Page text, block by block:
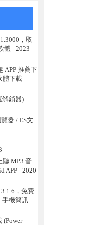
，取
體 - 2023-
APP 推薦下
體下載-
解鎖器)
器 / ES文
聽 MP3 音
APP- 2020-
3.1.6，免費
手機簡訊
(Power